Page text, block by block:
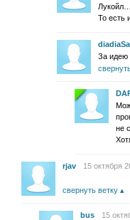
То есть
За идею
не
rjav 15 октября
свернуть ветку
bus
15